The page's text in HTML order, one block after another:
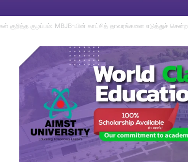
PN இலிருந்து வெளியேறி விட்டது: ஹாடி கூறுகிறார்